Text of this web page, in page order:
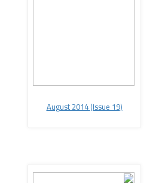
(
August 2014(Issue 19